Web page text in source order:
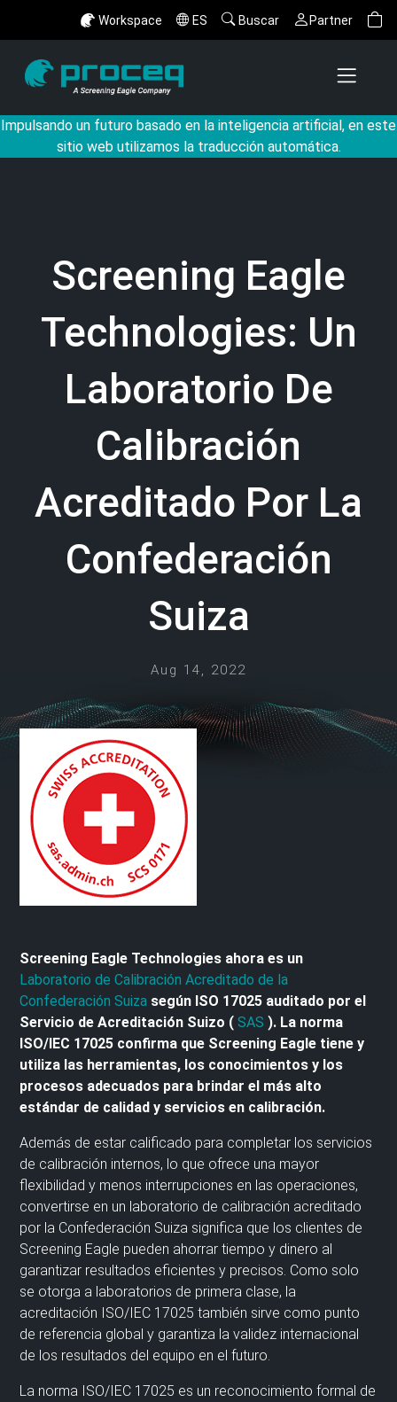
Workspace ES Buscar Partner
Impulsando un futuro basado en la inteligencia artificial, en este
sitio web utilizamos la traducción automática.
Screening Eagle
Technologies: Un
Laboratorio De
Calibración
Acreditado Por La
Confederación
Suiza
Aug 14, 2022
Screening Eagle Technologies ahora es un
Laboratorio de Calibración Acreditado de la
Confederación Suiza según ISO 17025 auditado por el
Servicio de Acreditación Suizo (SAS ). La norma
ISO/IEC 17025 confirma que Screening Eagle tiene y
utiliza las herramientas, los conocimientos y los
procesos adecuados para brindar el más alto
estándar de calidad y servicios en calibración.
Además de estar calificado para completar los servicios
de calibración internos, lo que ofrece una mayor
flexibilidad y menos interrupciones en las operaciones,
convertirse en un laboratorio de calibración acreditado
por la Confederación Suiza significa que los clientes de
Screening Eagle pueden ahorrar tiempo y dinero al
garantizar resultados eficientes y precisos. Como solo
se otorga a laboratorios de primera clase, la
acreditación ISO/IEC 17025 también sirve como punto
de referencia global y garantiza la validez internacional
de los resultados del equipo en el futuro.
La norma ISO/IEC 17025 es un reconocimiento formal de